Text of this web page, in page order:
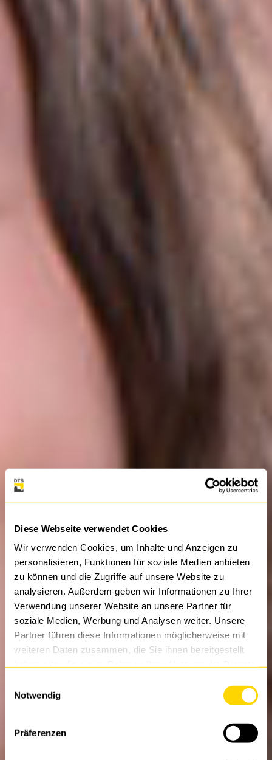
Diese Webseite verwendet Cookies
Wir verwenden Cookies, um Inhalte und Anzeigen zu
personalisieren, Funktionen für soziale Medien anbieten
zu können und die Zugriffe auf unsere Website zu
analysieren. Außerdem geben wir Informationen zu Ihrer
Verwendung unserer Website an unsere Partner für
soziale Medien, Werbung und Analysen weiter. Unsere
Partner führen diese Informationen möglicherweise mit
weiteren Daten zusammen, die Sie ihnen bereitgestellt
Notwendig
Präferenzen
Young Talent!